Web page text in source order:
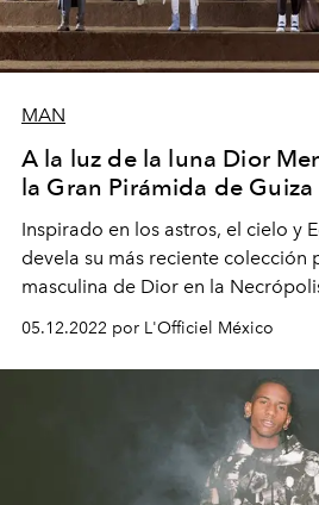
MAN
A la luz de la luna Dior
la Gran Pirámida de Guiza
Inspirado en los astros, el cielo y
devela su más reciente colección
masculina de Dior en la
05.12.2022 por L'Officiel México